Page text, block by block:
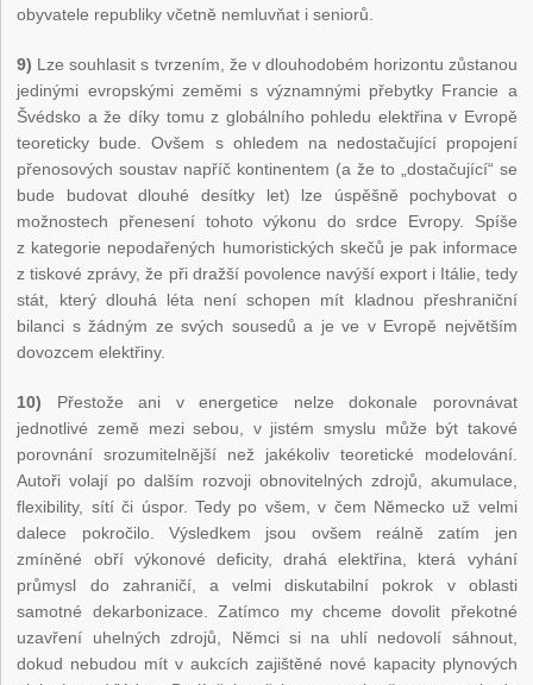
obyvatele republiky včetně nemluvňat i seniorů.
9) Lze souhlasit s tvrzením, že v dlouhodobém horizontu zůstanou
jedinými evropskými zeměmi s významnými přebytky Francie a
Švédsko a že díky tomu z globálního pohledu elektřina v Evropě
teoreticky bude. Ovšem s ohledem na nedostačující propojení
přenosových soustav napříč kontinentem (a že to „dostačující“ se
bude budovat dlouhé desítky let) lze úspěšně pochybovat o
možnostech přenesení tohoto výkonu do srdce Evropy. Spíše
z kategorie nepodařených humoristických skečů je pak informace
z tiskové zprávy, že při dražší povolence navýší export i Itálie, tedy
stát, který dlouhá léta není schopen mít kladnou přeshraniční
bilanci s žádným ze svých sousedů a je ve v Evropě největším
dovozcem elektřiny.
10) Přestože ani v energetice nelze dokonale porovnávat
jednotlivé země mezi sebou, v jistém smyslu může být takové
porovnání srozumitelnější než jakékoliv teoretické modelování.
Autoři volají po dalším rozvoji obnovitelných zdrojů, akumulace,
flexibility, sítí či úspor. Tedy po všem, v čem Německo už velmi
dalece pokročilo. Výsledkem jsou ovšem reálně zatím jen
zmíněné obří výkonové deficity, drahá elektřina, která vyhání
průmysl do zahraničí, a velmi diskutabilní pokrok v oblasti
samotné dekarbonizace. Zatímco my chceme dovolit překotné
uzavření uhelných zdrojů, Němci si na uhlí nedovolí sáhnout,
dokud nebudou mít v aukcích zajištěné nové kapacity plynových